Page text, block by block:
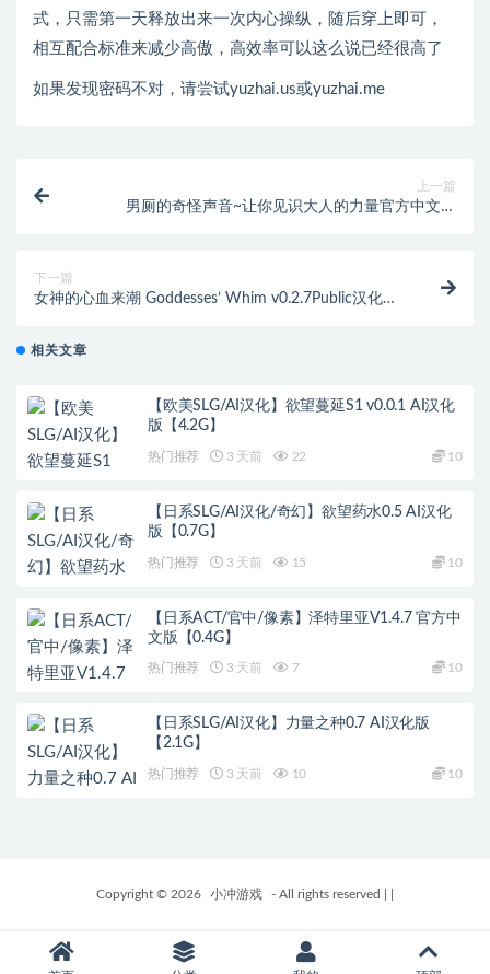
式，只需第一天释放出来一次内心操纵，随后穿上即可，
相互配合标准来减少高傲，高效率可以这么说已经很高了
如果发现密码不对，请尝试yuzhai.us或yuzhai.me
上一篇
男厕的奇怪声音~让你见识大人的力量官方中文版
下一篇
女神的心血来潮 Goddesses’ Whim v0.2.7Public汉化版
相关文章
【欧美SLG/AI汉化】欲望蔓延S1 v0.0.1 AI汉化
版【4.2G】
热门推荐 3 天前 22 10
【日系SLG/AI汉化/奇幻】欲望药水0.5 AI汉化
版【0.7G】
热门推荐 3 天前 15 10
【日系ACT/官中/像素】泽特里亚V1.4.7 官方中
文版【0.4G】
热门推荐 3 天前 7 10
【日系SLG/AI汉化】力量之种0.7 AI汉化版
【2.1G】
热门推荐 3 天前 10 10
Copyright © 2026 小冲游戏 - All rights reserved